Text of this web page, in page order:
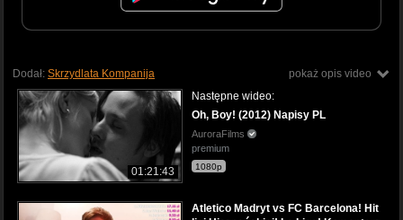
pokaż opis video
Dodał: Skrzydlata Kompanija
01:21:43
Następne wideo:
Oh, Boy! (2012) Napisy PL
AuroraFilms
premium
1080p
Atletico Madryt vs FC Barcelona! Hit